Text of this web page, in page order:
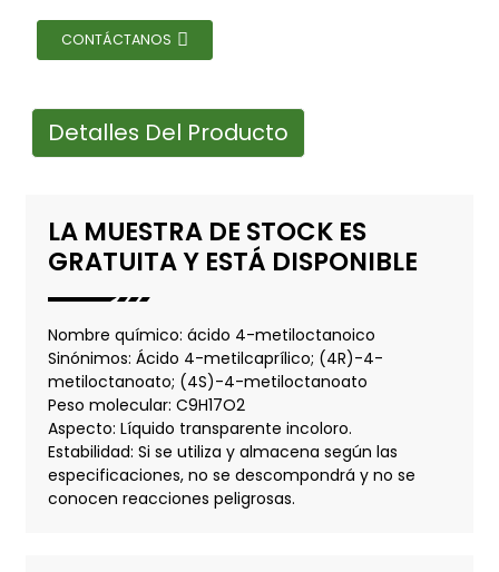
CONTÁCTANOS
Detalles Del Producto
LA MUESTRA DE STOCK ES
GRATUITA Y ESTÁ DISPONIBLE
Nombre químico: ácido 4-metiloctanoico
Sinónimos: Ácido 4-metilcaprílico; (4R)-4-
metiloctanoato; (4S)-4-metiloctanoato
Peso molecular: C9H17O2
Aspecto: Líquido transparente incoloro.
Estabilidad: Si se utiliza y almacena según las
especificaciones, no se descompondrá y no se
conocen reacciones peligrosas.